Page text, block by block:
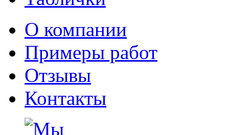
О компании
Примеры работ
Отзывы
Контакты